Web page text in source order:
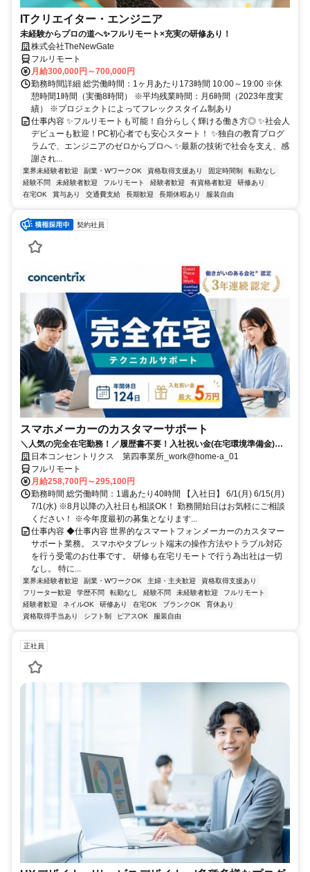
ITクリエイター・エンジニア
未経験からプロの道へ✨フルリモート×充実の研修あり！
株式会社TheNewGate
フルリモート
月給300,000円～700,000円
勤務時間詳細 総労働時間：1ヶ月あたり173時間 10:00～19:00 ※休
憩時間1時間（実働8時間） ※平均残業時間：月6時間（2023年度実
績） ※プロジェクトによってフレックスタイム制あり
仕事内容 ✨フルリモートも可能！自分らしく輝ける働き方◎ ✨社会人
デビューも歓迎！PC初心者でも安心スタート！ ✨独自の教育プログ
ラムで、エンジニアのゼロからプロへ ✨最新の技術で社会を支え、感
謝され...
業界未経験者歓迎 副業・WワークOK 資格取得支援あり 固定時間制
転勤なし
経験不問
未経験者歓迎 フルリモート 経験者歓迎 有資格者歓迎
研修あり
在宅OK
賞与あり 交通費支給 長期歓迎 長期休暇あり 服装自由
契約社員
スマホメーカーのカスタマーサポート
＼人気の完全在宅勤務！／履歴書不要！入社祝い金(在宅環境準備金)最
大5万円支給！入社手続きから研修・業務とすべてフルリモートなので
お住まいに関係なく働くことが出来る環境です！
日本コンセントリクス 第四事業所_work@home-a_01
フルリモート
月給258,700円～295,100円
勤務時間 総労働時間：1週あたり40時間 【入社日】 6/1(月) 6/15(月)
7/1(水) ※8月以降の入社日も相談OK！ 勤務開始日はお気軽にご相談
ください！ ※今年度最初の募集となります...
仕事内容 ◆仕事内容 世界的なスマートフォンメーカーのカスタマー
サポート業務。 スマホやタブレット端末の操作方法やトラブル対応
を行う受電のお仕事です。 研修も在宅リモートで行う為出社は一切
なし。 特に...
業界未経験者歓迎 副業・WワークOK 主婦・主夫歓迎
資格取得支援あり
フリーター歓迎
学歴不問 転勤なし 経験不問 未経験者歓迎
フルリモート
経験者歓迎
ネイルOK 研修あり 在宅OK ブランクOK
育休あり
資格取得手当あり
シフト制 ピアスOK 服装自由
正社員